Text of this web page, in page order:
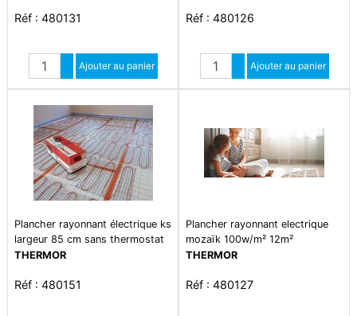
Réf : 480131
Quantité
Augmenter quantité
Diminuer quantité
Ajouter au panier
Réf : 480126
Quantité
Augmenter quantité
Diminuer quantité
Ajouter au panier
Plancher rayonnant électrique ks
largeur 85 cm sans thermostat
1450w
THERMOR
Réf : 480151
Plancher rayonnant electrique
mozaïk 100w/m² 12m²
1200watts
THERMOR
Réf : 480127